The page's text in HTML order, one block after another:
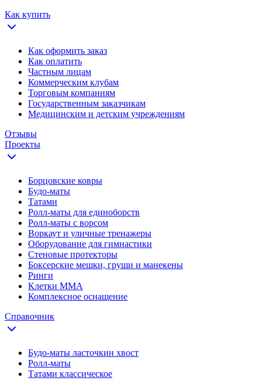
Как купить
Как оформить заказ
Как оплатить
Частным лицам
Коммерческим клубам
Торговым компаниям
Государственным заказчикам
Медицинским и детским учреждениям
Отзывы
Проекты
Борцовские ковры
Будо-маты
Татами
Ролл-маты для единоборств
Ролл-маты с ворсом
Воркаут и уличные тренажеры
Оборудование для гимнастики
Стеновые протекторы
Боксерские мешки, груши и манекены
Ринги
Клетки ММА
Комплексное оснащение
Справочник
Будо-маты ласточкин хвост
Ролл-маты
Татами классическое